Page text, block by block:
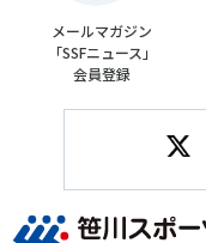
メールマガジン
「SSFニュース」
会員登録